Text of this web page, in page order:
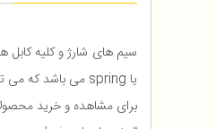
سیم های شارژ و کلیه
یا spring می باشد که می تواند از پاره شدگی، کشیده شدگی و یا خرابی سیم ها جلوگیری کند. این سیم ها از جنس پلاستیک می باشد و 210 سانتی متر طول دارد. وزن آن نیز 10 گرم میباشد.
برای مشاهده و خرید